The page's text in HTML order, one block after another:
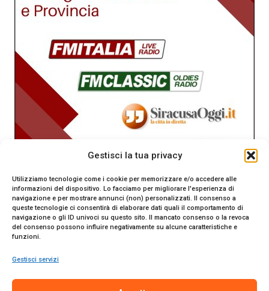
Gestisci la tua privacy
Utilizziamo tecnologie come i cookie per memorizzare e/o accedere alle
informazioni del dispositivo. Lo facciamo per migliorare l'esperienza di
navigazione e per mostrare annunci (non) personalizzati. Il consenso a
queste tecnologie ci consentirà di elaborare dati quali il comportamento di
navigazione o gli ID univoci su questo sito. Il mancato consenso o la revoca
del consenso possono influire negativamente su alcune caratteristiche e
funzioni.
Gestisci servizi